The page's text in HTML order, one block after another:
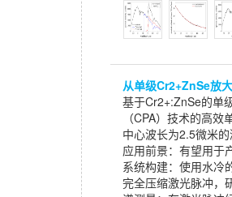
从单级Cr2+ZnSe放
基于Cr2+:ZnSe的单
（CPA）技术的高
中心波长为2.5微米
应用前景：有望用于
系统构建：使用水冷
完全压缩激光脉冲，